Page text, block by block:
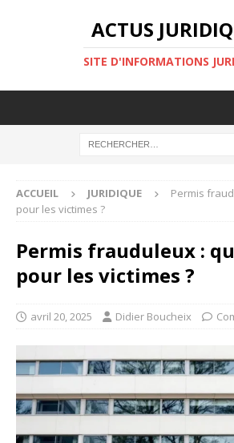
ACTUS
SITE D'INFORMATIONS
ACCUEIL JURIDIQUE
Permis
pour les victimes ?
Permis frauduleux :
pour les victimes ?
avril 20, 2025 Didier Boucheix